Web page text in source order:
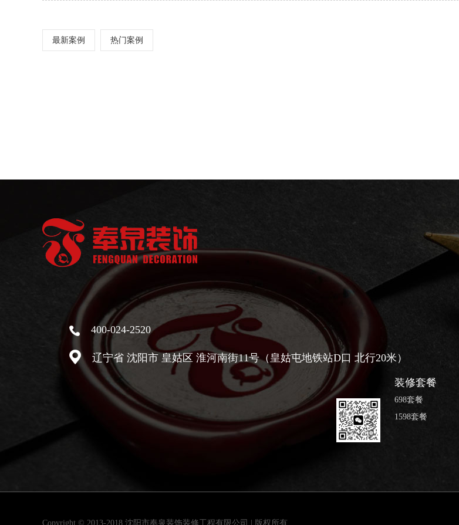
最新案例 热门案例
400-024-2520
辽宁省 沈阳市 皇姑区 淮河南街11号（皇姑屯地铁站D口 北行20米）
装修套餐
698套餐
1598套餐
Copyright © 2013-2018 沈阳市奉泉装饰装修工程有限公司 | 版权所有